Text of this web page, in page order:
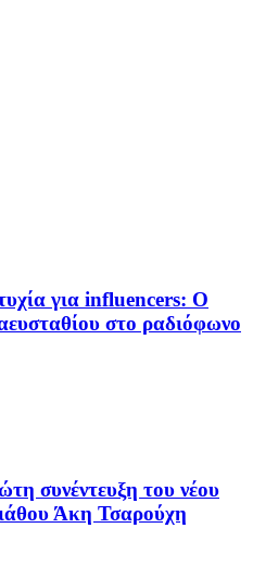
για influencers: Ο
στο ραδιόφωνο
συνέντευξη του νέου
Άκη Τσαρούχη